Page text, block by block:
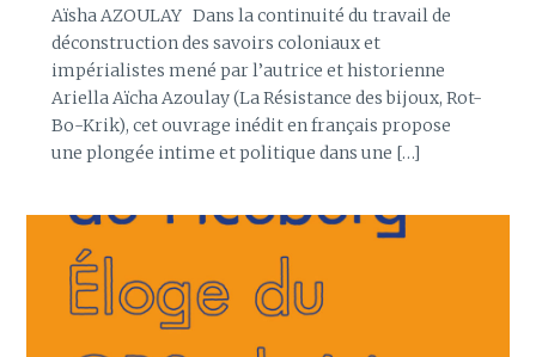
Aïsha AZOULAY Dans la continuité du travail de
déconstruction des savoirs coloniaux et
impérialistes mené par l’autrice et historienne
Ariella Aïcha Azoulay (La Résistance des bijoux, Rot-
Bo-Krik), cet ouvrage inédit en français propose
une plongée intime et politique dans une […]